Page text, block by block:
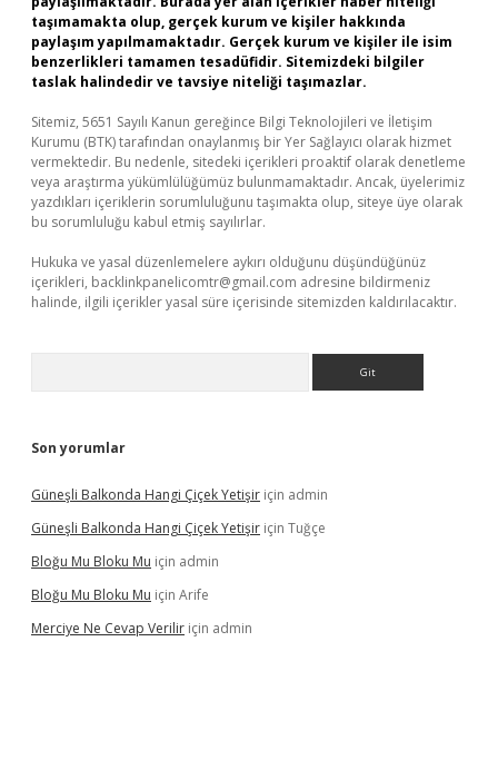
taşımamakta olup, gerçek kurum ve kişiler hakkında
paylaşım yapılmamaktadır. Gerçek kurum ve kişiler ile isim
benzerlikleri tamamen tesadüfidir. Sitemizdeki bilgiler
taslak halindedir ve tavsiye niteliği taşımazlar.
Sitemiz, 5651 Sayılı Kanun gereğince Bilgi Teknolojileri ve İletişim
Kurumu (BTK) tarafından onaylanmış bir Yer Sağlayıcı olarak hizmet
vermektedir. Bu nedenle, sitedeki içerikleri proaktif olarak denetleme
veya araştırma yükümlülüğümüz bulunmamaktadır. Ancak, üyelerimiz
yazdıkları içeriklerin sorumluluğunu taşımakta olup, siteye üye olarak
bu sorumluluğu kabul etmiş sayılırlar.
Hukuka ve yasal düzenlemelere aykırı olduğunu düşündüğünüz
içerikleri, backlinkpanelicomtr@gmail.com adresine bildirmeniz
halinde, ilgili içerikler yasal süre içerisinde sitemizden kaldırılacaktır.
Son yorumlar
Güneşli Balkonda Hangi Çiçek Yetişir için admin
Güneşli Balkonda Hangi Çiçek Yetişir için Tuğçe
Bloğu Mu Bloku Mu için admin
Bloğu Mu Bloku Mu için Arife
Merciye Ne Cevap Verilir için admin